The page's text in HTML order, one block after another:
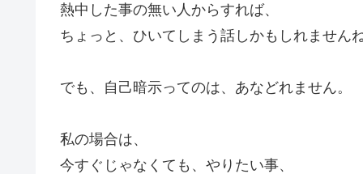
熱中した事の無い人からすれば、
ちょっと、ひいてしまう話しかもしれません
でも、自己暗示ってのは、あなどれません。
私の場合は、
今すぐじゃなくても、やりたい事、